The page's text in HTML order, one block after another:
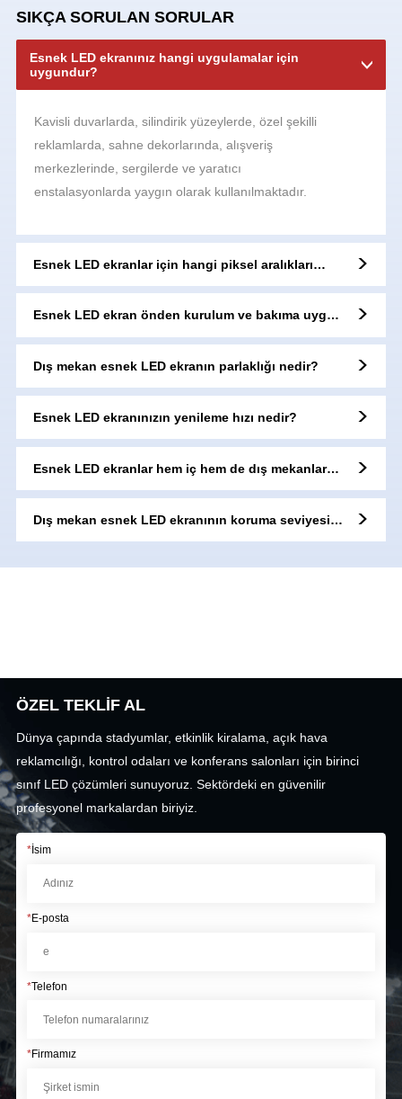
SIKÇA SORULAN SORULAR
Esnek LED ekranınız hangi uygulamalar için
uygundur?
Kavisli duvarlarda, silindirik yüzeylerde, özel şekilli
reklamlarda, sahne dekorlarında, alışveriş
merkezlerinde, sergilerde ve yaratıcı
enstalasyonlarda yaygın olarak kullanılmaktadır.
Esnek LED ekranlar için hangi piksel aralıkları
Esnek LED ekran önden kurulum ve bakıma uygun
Dış mekan esnek LED ekranın parlaklığı nedir?
Esnek LED ekranınızın yenileme hızı nedir?
Esnek LED ekranlar hem iç hem de dış mekanlarda
Dış mekan esnek LED ekranının koruma seviyesi
ÖZEL TEKLİF AL
Dünya çapında stadyumlar, etkinlik kiralama, açık hava
reklamcılığı, kontrol odaları ve konferans salonları için birinci
sınıf LED çözümleri sunuyoruz. Sektördeki en güvenilir
profesyonel markalardan biriyiz.
* İsim
*E-posta
*Telefon
*Firmamız